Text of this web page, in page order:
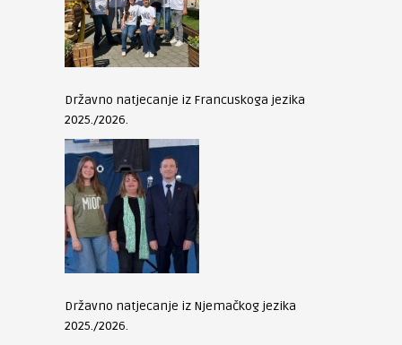
Državno natjecanje iz Francuskoga jezika
2025./2026.
Državno natjecanje iz Njemačkog jezika
2025./2026.